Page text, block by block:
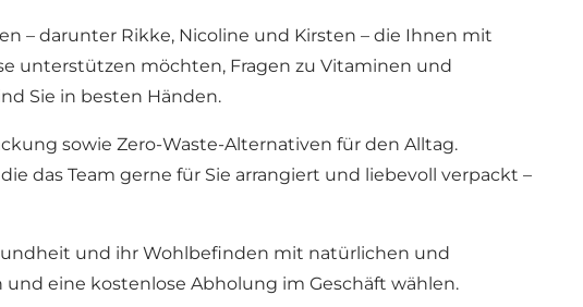
– darunter Rikke, Nicoline und Kirsten – die Ihnen mit
unterstützen möchten, Fragen zu Vitaminen und
Sie in besten Händen.
sowie Zero-Waste-Alternativen für den Alltag.
das Team gerne für Sie arrangiert und liebevoll verpackt –
und ihr Wohlbefinden mit natürlichen und
eine kostenlose Abholung im Geschäft wählen.